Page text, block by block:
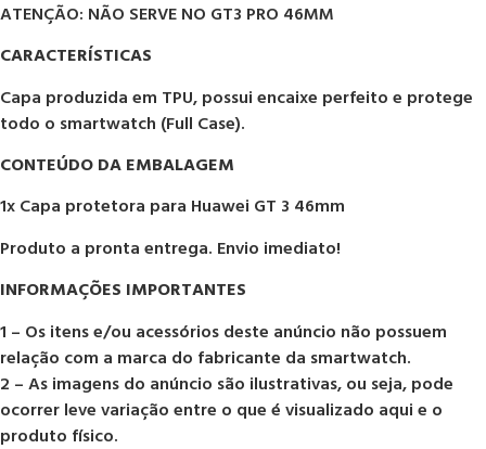
ATENÇÃO: NÃO SERVE NO GT3 PRO 46MM
CARACTERÍSTICAS
Capa produzida em TPU, possui encaixe perfeito e protege
todo o smartwatch (Full Case).
CONTEÚDO DA EMBALAGEM
1x Capa protetora para Huawei GT 3 46mm
Produto a pronta entrega. Envio imediato!
INFORMAÇÕES IMPORTANTES
1 – Os itens e/ou acessórios deste anúncio não possuem
relação com a marca do fabricante da smartwatch.
2 – As imagens do anúncio são ilustrativas, ou seja, pode
ocorrer leve variação entre o que é visualizado aqui e o
produto físico.